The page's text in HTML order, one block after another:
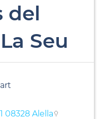
del
Seu
08328 Alella